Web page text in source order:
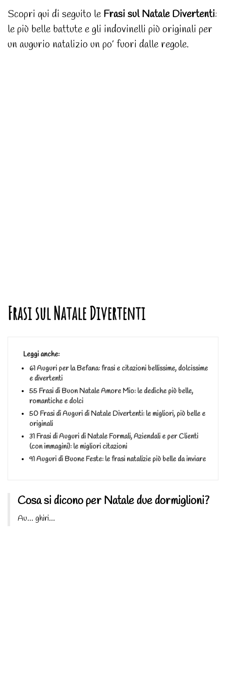
Scopri qui di seguito le Frasi sul Natale Divertenti:
le più belle battute e gli indovinelli più originali per
un augurio natalizio un po’ fuori dalle regole.
Frasi sul Natale Divertenti
Leggi anche:
61 Auguri per la Befana: frasi e citazioni bellissime, dolcissime
e divertenti
55 Frasi di Buon Natale Amore Mio: le dediche più belle,
romantiche e dolci
50 Frasi di Auguri di Natale Divertenti: le migliori, più belle e
originali
31 Frasi di Auguri di Natale Formali, Aziendali e per Clienti
(con immagini): le migliori citazioni
91 Auguri di Buone Feste: le frasi natalizie più belle da inviare
Cosa si dicono per Natale due dormiglioni?
Au… ghiri…